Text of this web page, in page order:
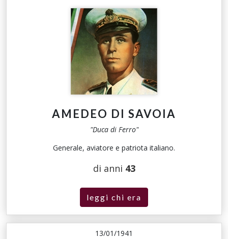
AMEDEO DI SAVOIA
"Duca di Ferro"
Generale, aviatore e patriota italiano.
di anni 43
leggi chi era
13/01/1941